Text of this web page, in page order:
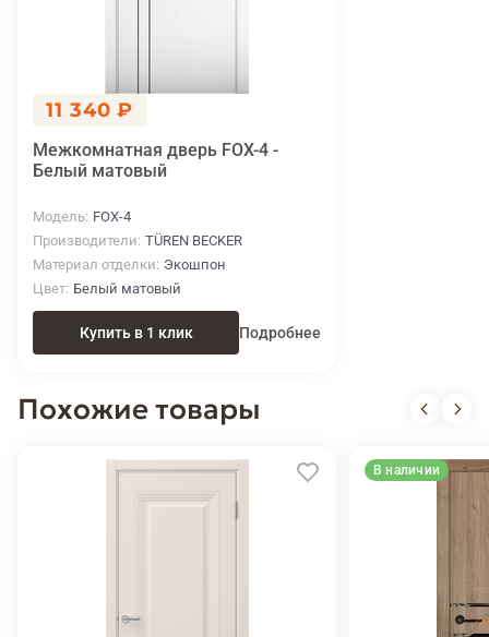
11 340 ₽
Межкомнатная дверь FOX-4 -
Белый матовый
Модель FOX-4
Производители TÜREN BECKER
Материал отделки Экошпон
Цвет Белый матовый
Купить в 1 клик Подробнее
Похожие товары
В наличии